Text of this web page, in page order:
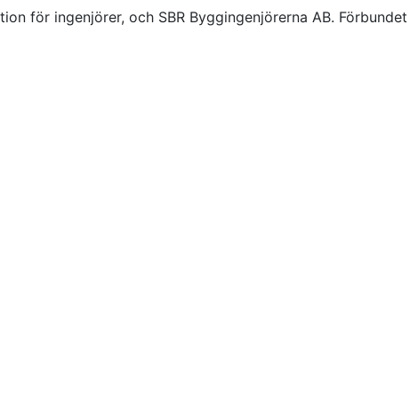
för ingenjörer, och SBR Byggingenjörerna AB. Förbundet